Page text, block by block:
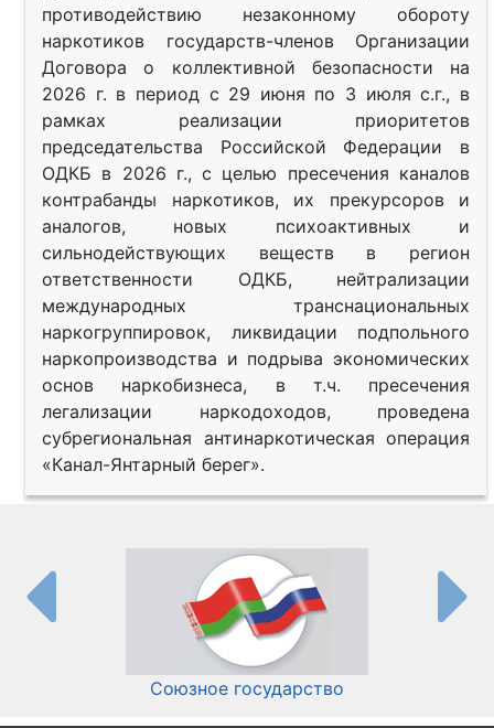
противодействию незаконному обороту
наркотиков государств-членов Организации
Договора о коллективной безопасности на
2026 г. в период с 29 июня по 3 июля с.г., в
рамках реализации приоритетов
председательства Российской Федерации в
ОДКБ в 2026 г., с целью пресечения каналов
контрабанды наркотиков, их прекурсоров и
аналогов, новых психоактивных и
сильнодействующих веществ в регион
ответственности ОДКБ, нейтрализации
международных транснациональных
наркогруппировок, ликвидации подпольного
наркопроизводства и подрыва экономических
основ наркобизнеса, в т.ч. пресечения
легализации наркодоходов, проведена
субрегиональная антинаркотическая операция
«Канал-Янтарный берег».
Союзное государство